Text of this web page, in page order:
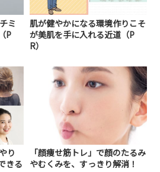
ミ
P
肌が健やかになる環境作りこそ
が美肌を手に入れる近道（P
R）
り
きる
「顔痩せ筋トレ」で顔のたるみ
やむくみを、すっきり解消！